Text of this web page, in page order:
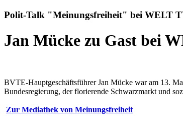
Polit-Talk "Meinungsfreiheit" bei WELT
Jan Mücke zu Gast bei
BVTE-Hauptgeschäftsführer Jan Mücke war am 13.
Bundesregierung, der florierende Schwarzmarkt und
Zur Mediathek von Meinungsfreiheit